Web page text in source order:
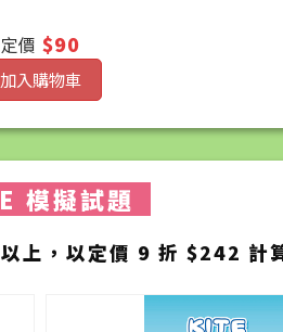
定價 $90
加入購物車
模擬試題
上，以定價 9 折 $242 計